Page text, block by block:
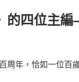
的四位主
周年，恰如一位百